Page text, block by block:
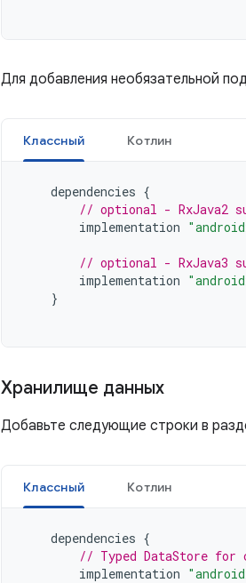
Для добавления необязательной
Классный Котлин
dependencies {
// optional - RxJava2
implementation
// optional - RxJava3
implementation
}
Хранилище данных
Добавьте следующие строки в
Классный Котлин
dependencies {
// Typed DataStore for
implementation